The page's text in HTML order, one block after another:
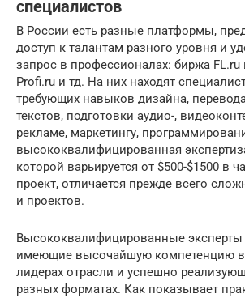
специалистов
В России есть разные платформы,
доступ к талантам разного уровня и
запрос в профессионалах: биржа FL.ru
Profi.ru и тд. На них находят
требующих навыков дизайна,
текстов, подготовки аудио-,
рекламе, маркетингу,
высококвалифицированная
которой варьируется от $500-$1500 в
проект, отличается прежде всего
и проектов.
Высококвалифицированные эксперты
имеющие высочайшую компетенцию в
лидерах отрасли и успешно
разных форматах. Как показывает